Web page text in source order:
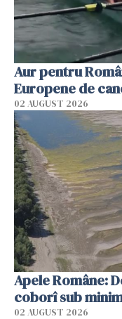
Aur pentru
Europene de
02 AUGUST 2026
Apele Române:
coborî sub
02 AUGUST 2026